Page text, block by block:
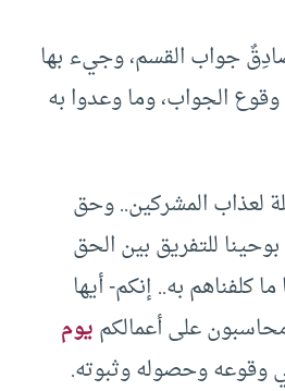
جواب القسم، وجيء بها
الجواب، وما وعدوا به
لعذاب المشركين.. وحق
للتفريق بين الحق
كلفناهم به.. إنكم- أيها
على أعمالكميوم
وقوعه وحصوله وثبوته.